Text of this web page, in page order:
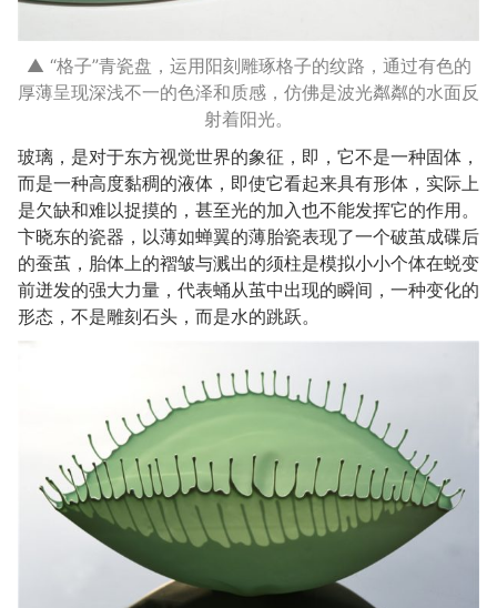
▲ “格子”青瓷盘，运用阳刻雕琢格子的纹路，通过有色的
厚薄呈现深浅不一的色泽和质感，仿佛是波光粼粼的水面反
射着阳光。
玻璃，是对于东方视觉世界的象征，即，它不是一种固体，
而是一种高度黏稠的液体，即使它看起来具有形体，实际上
是欠缺和难以捉摸的，甚至光的加入也不能发挥它的作用。
卞晓东的瓷器，以薄如蝉翼的薄胎瓷表现了一个破茧成碟后
的蚕茧，胎体上的褶皱与溅出的须柱是模拟小小个体在蜕变
前迸发的强大力量，代表蛹从茧中出现的瞬间，一种变化的
形态，不是雕刻石头，而是水的跳跃。